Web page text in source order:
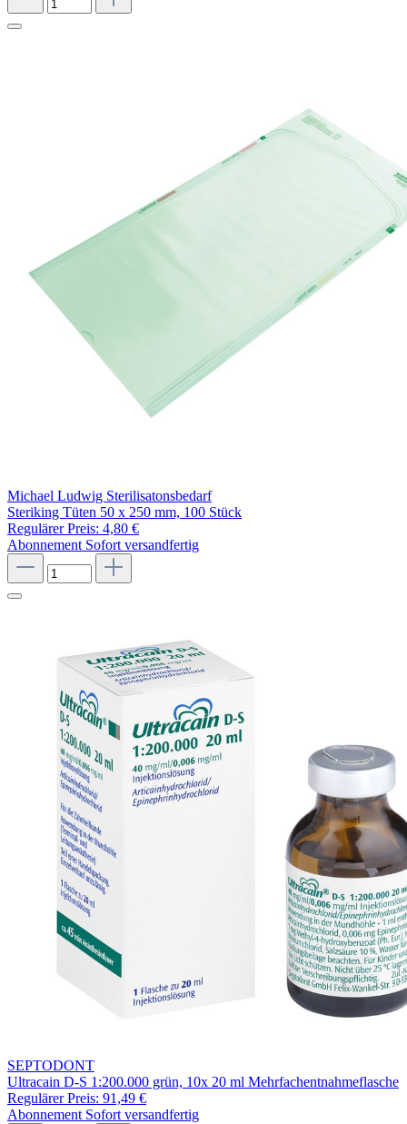
Michael Ludwig Sterilisatonsbedarf
Steriking Tüten 50 x 250 mm, 100 Stück
Regulärer Preis: 4,80 €
Abonnement Sofort versandfertig
SEPTODONT
Ultracain D-S 1:200.000 grün, 10x 20 ml Mehrfachentnahmeflasche
Regulärer Preis: 91,49 €
Abonnement Sofort versandfertig